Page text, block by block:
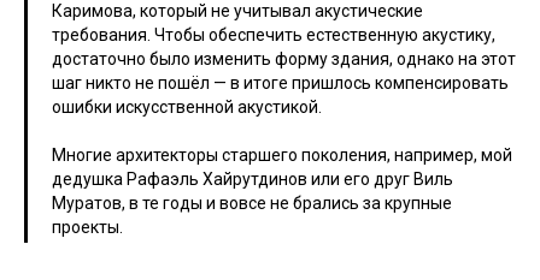
Каримова, который не учитывал акустические
требования. Чтобы обеспечить естественную акустику,
достаточно было изменить форму здания, однако на этот
шаг никто не пошёл — в итоге пришлось компенсировать
ошибки искусственной акустикой.
Многие архитекторы старшего поколения, например, мой
дедушка Рафаэль Хайрутдинов или его друг Виль
Муратов, в те годы и вовсе не брались за крупные
проекты.